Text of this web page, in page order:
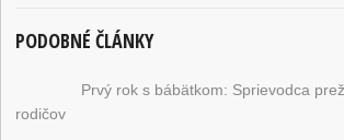
PODOBNÉ ČLÁNKY
Prvý rok s bábätkom: Sprievodca
rodičov